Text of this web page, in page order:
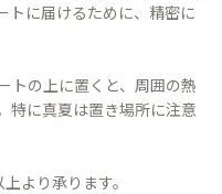
トに届けるために、精密に
トの上に置くと、周囲の熱
特に真夏は置き場所に注意
より承ります。